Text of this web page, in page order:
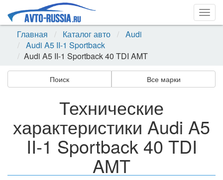
Главная
Каталог авто
Audi
Audi A5 II-1 Sportback
Audi A5 II-1 Sportback 40 TDI AMT
Поиск Все марки
Технические
характеристики Audi A5
II-1 Sportback 40 TDI
AMT